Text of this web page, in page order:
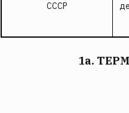
СССР
1а.